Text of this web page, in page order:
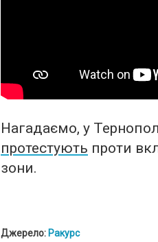
Нагадаємо, у
протестують проти
зони.
Джерело: Ракурс